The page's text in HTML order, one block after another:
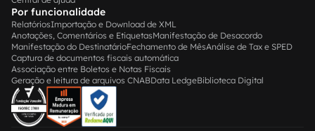
Por funcionalidade
RelatóriosImportação e Download de XML
Anotações, Comentários e EtiquetasManifestação de Desacordo
Manifestação do DestinatárioFechamento de MêsAnálise de Tax e SPED
Captura de documentos fiscais automática
Associação entre Boletos e Notas Fiscais
Geração e leitura de arquivos CNABData LedgeBiblioteca Digital